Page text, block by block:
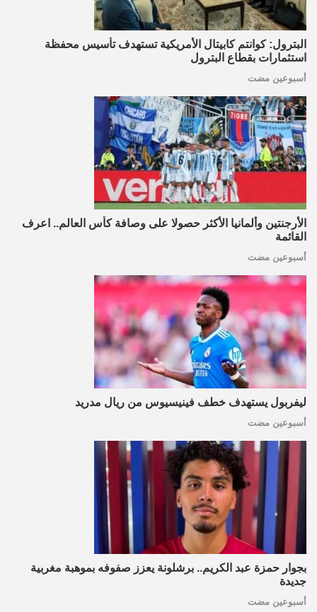
البترول: كوانتم كابيتال الأمريكية تستهدف تأسيس محفظة
استثمارات بقطاع البترول
أسبوعين مضت
الأرجنتين وألمانيا الأكثر حصولا على وصافة كأس العالم.. اعرف
القائمة
أسبوعين مضت
ليفربول يستهدف خطف فينيسيوس من ريال مدريد
أسبوعين مضت
بجوار حمزة عبد الكريم.. برشلونة يعزز صفوفه بموهبة مغربية
جديدة
أسبوعين مضت